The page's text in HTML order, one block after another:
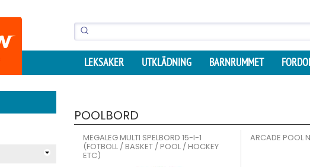
LEKSAKER UTKLÄDNING BARNRUMMET
POOLBORD
MEGALEG MULTI SPELBORD 15-I-1
(FOTBOLL / BASKET / POOL / HOCKEY
ETC)
ARCADE POOL